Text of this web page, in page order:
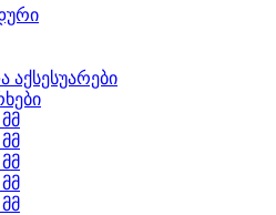
აქსესუარები